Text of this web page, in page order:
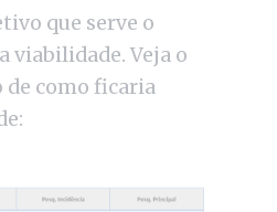
que serve o
viabilidade. Veja o
de como ficaria